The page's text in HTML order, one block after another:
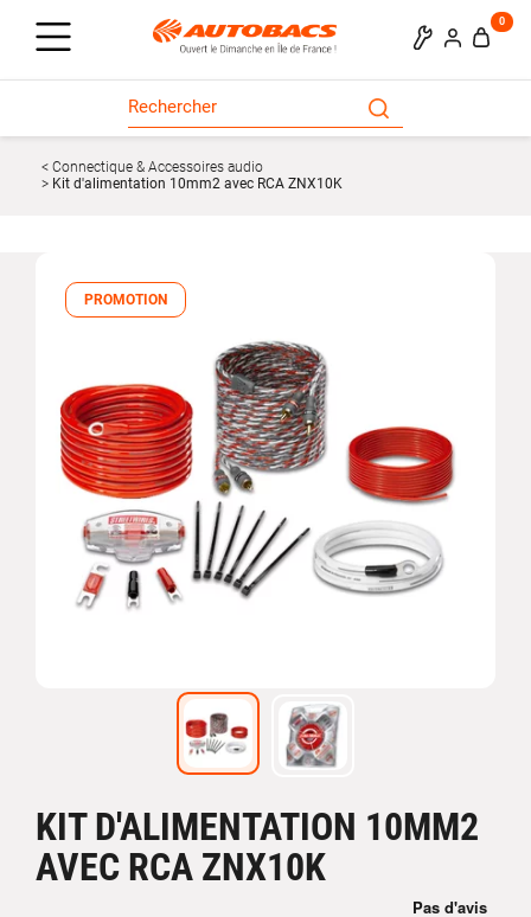
0
Connectique & Accessoires audio
Kit d'alimentation 10mm2 avec RCA ZNX10K
KIT D'ALIMENTATION 10MM2
AVEC RCA ZNX10K
PROMOTION